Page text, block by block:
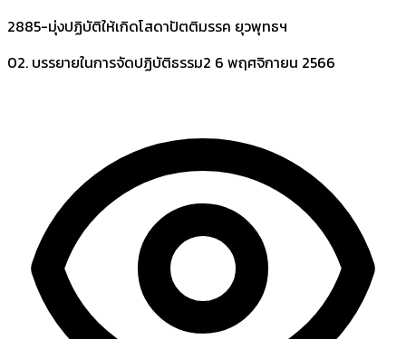
2885-มุ่งปฏิบัติให้เกิดโสดาปัตติมรรค ยุวพุทธฯ
02. บรรยายในการจัดปฏิบัติธรรม2 6 พฤศจิกายน 2566